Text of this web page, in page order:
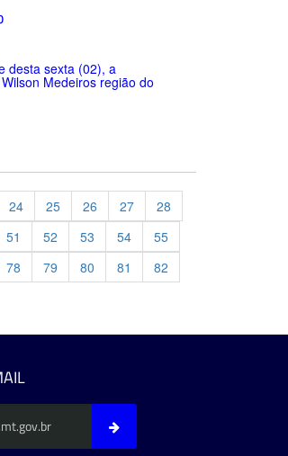
desta sexta (02), a
Medeiros região do
24 25 26 27
28
51 52 53 54
55
78 79 80 81
82